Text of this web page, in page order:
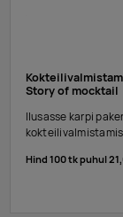
Story of mocktail
Ilusasse karpi
Hind 100 tk puhul